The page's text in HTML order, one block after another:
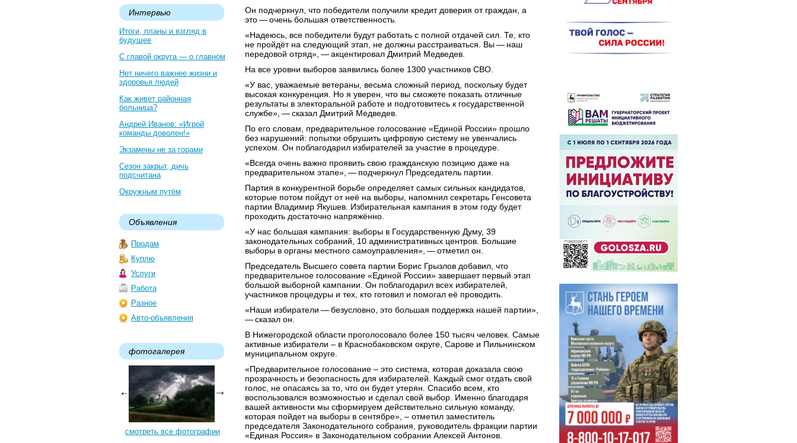
Интервью
Итоги, планы и взгляд в
будущее
С главой округа — о главном
Нет ничего важнее жизни и
здоровья людей
Как живет районная
больница?
Андрей Иванов: «Игрой
команды доволен!»
Экзамены не за горами
Сезон закрыт, дичь
подсчитана
Окружным путём
Объявления
Продам
Куплю
Услуги
Работа
Разное
Авто-объявления
фотогалерея
смотреть все фотографии
Он подчеркнул, что победители получили кредит доверия от граждан, а
это — очень большая ответственность.
«Надеюсь, все победители будут работать с полной отдачей сил. Те, кто
не пройдёт на следующий этап, не должны расстраиваться. Вы — наш
передовой отряд», — акцентировал Дмитрий Медведев.
На все уровни выборов заявились более 1300 участников СВО.
«У вас, уважаемые ветераны, весьма сложный период, поскольку будет
высокая конкуренция. Но я уверен, что вы сможете показать отличные
результаты в электоральной работе и подготовитесь к государственной
службе», — сказал Дмитрий Медведев.
По его словам, предварительное голосование «Единой России» прошло
без нарушений: попытки обрушить цифровую систему не увенчались
успехом. Он поблагодарил избирателей за участие в процедуре.
«Всегда очень важно проявить свою гражданскую позицию даже на
предварительном этапе», — подчеркнул Председатель партии.
Партия в конкурентной борьбе определяет самых сильных кандидатов,
которые потом пойдут от неё на выборы, напомнил секретарь Генсовета
партии Владимир Якушев. Избирательная кампания в этом году будет
проходить достаточно напряжённо.
«У нас большая кампания: выборы в Государственную Думу, 39
законодательных собраний, 10 административных центров. Большие
выборы в органы местного самоуправления», — отметил он.
Председатель Высшего совета партии Борис Грызлов добавил, что
предварительное голосование «Единой России» завершает первый этап
большой выборной кампании. Он поблагодарил всех избирателей,
участников процедуры и тех, кто готовил и помогал её проводить.
«Наши избиратели — безусловно, это большая поддержка нашей партии»,
— сказал он.
В Нижегородской области проголосовало более 150 тысяч человек. Самые
активные избиратели – в Краснобаковском округе, Сарове и Пильнинском
муниципальном округе.
«Предварительное голосование – это система, которая доказала свою
прозрачность и безопасность для избирателей. Каждый смог отдать свой
голос, не опасаясь за то, что он будет утерян. Спасибо всем, кто
воспользовался возможностью и сделал свой выбор. Именно благодаря
вашей активности мы сформируем действительно сильную команду,
которая пойдет на выборы в сентябре», – отметил заместитель
председателя Законодательного собрания, руководитель фракции партии
«Единая Россия» в Законодательном собрании Алексей Антонов.